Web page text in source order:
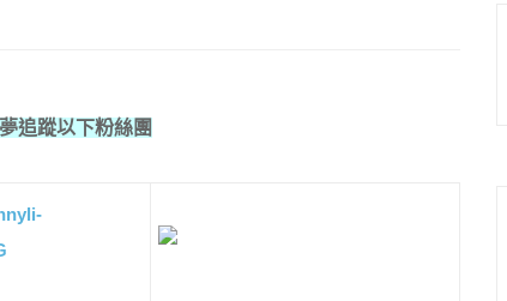
追蹤以下粉絲團